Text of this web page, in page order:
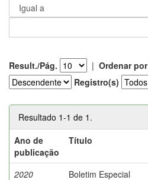
Result./Pág. | Ordenar por
Registro(s)
Resultado 1-1 de 1.
Ano de
publicação
Título
2020
Boletim Especial